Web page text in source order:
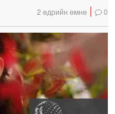
2 өдрийн өмнө 0